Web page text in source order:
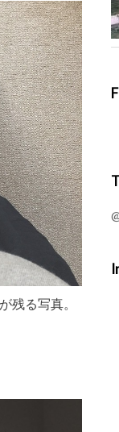
残る写真。